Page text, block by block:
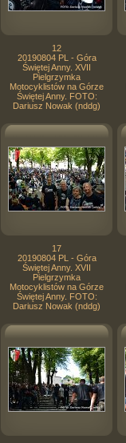
12
20190804 PL - Góra
Świętej Anny. XVII
Pielgrzymka
Motocyklistów na Górze
Świętej Anny. FOTO:
Dariusz Nowak (nddg)
17
20190804 PL - Góra
Świętej Anny. XVII
Pielgrzymka
Motocyklistów na Górze
Świętej Anny. FOTO:
Dariusz Nowak (nddg)